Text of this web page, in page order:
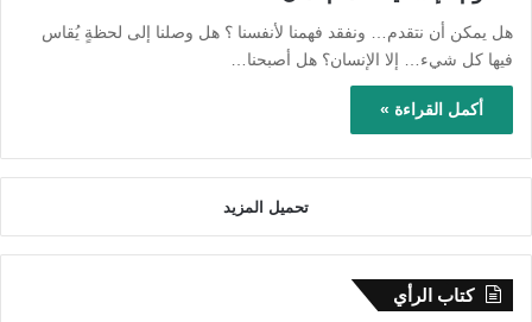
هل يمكن أن نتقدم… ونفقد فهمنا لأنفسنا ؟ هل وصلنا إلى لحظةٍ يُقاس
فيها كل شيء… إلا الإنسان؟ هل أصبحنا…
أكمل القراءة »
تحميل المزيد
كتاب الرأي